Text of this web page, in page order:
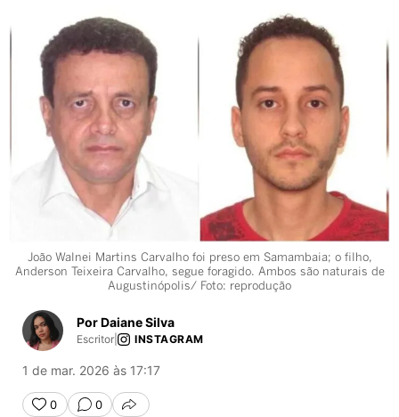
João Walnei Martins Carvalho foi preso em Samambaia; o filho,
Anderson Teixeira Carvalho, segue foragido. Ambos são naturais de
Augustinópolis/ Foto: reprodução
Por Daiane Silva
Escritor INSTAGRAM
1 de mar. 2026 às 17:17
0 0 COMPARTILHAR